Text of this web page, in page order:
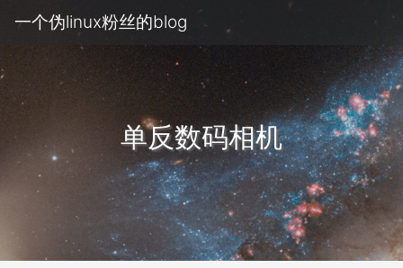
一个伪linux粉丝的blog
单反数码相机